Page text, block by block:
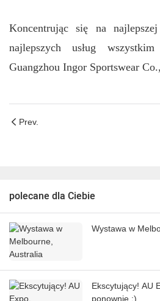
Koncentrując się na
najlepszych usług
Guangzhou Ingor Sportswear
Prev.
polecane dla Ciebie
Wystawa w
Ekscytujący! AU
ponownie :)